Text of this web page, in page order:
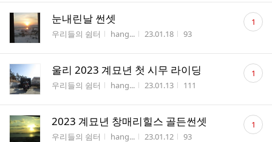
눈내린날 썬셋
게시판명
우리들의 쉼터 작성자
hang... 작성시간
23.01.18 조회수
93
댓
글 1
울리 2023 계묘년 첫 시무 라이딩
게시판명
우리들의 쉼터 작성자
hang... 작성시간
23.01.13 조회수
111
댓
글 1
2023 계묘년 창매리힐스 골든썬셋
게시판명
우리들의 쉼터 작성자
hang... 작성시간
23.01.12 조회수
93
댓
글 1